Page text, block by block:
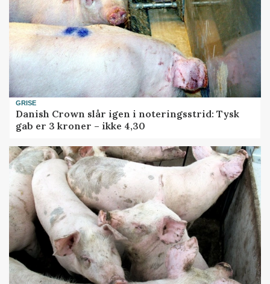
GRISE
Danish Crown slår igen i noteringsstrid: Tysk
gab er 3 kroner – ikke 4,30